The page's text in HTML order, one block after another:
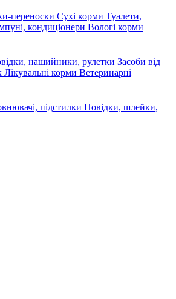
переноски Сухі корми Туалети,
кондиціонери Вологі корми
нашийники, рулетки Засоби від
Лікувальні корми Ветеринарні
підстилки Повідки, шлейки,